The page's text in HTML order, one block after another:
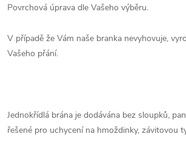
Povrchová úprava dle Vašeho výběru.
V případě že Vám naše branka nevyhovuje,
Vašeho přání.
Jednokřídlá brána je dodávána bez sloupků,
řešené pro uchycení na hmoždinky, závitovou